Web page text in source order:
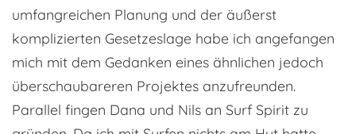
umfangreichen Planung und der äußerst
komplizierten Gesetzeslage habe ich angefangen
mich mit dem Gedanken eines ähnlichen jedoch
überschaubareren Projektes anzufreunden.
Parallel fingen Dana und Nils an Surf Spirit zu